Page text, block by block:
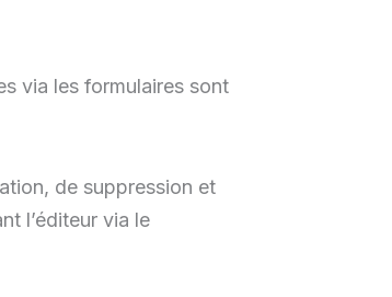
via les formulaires sont
de suppression et
l’éditeur via le